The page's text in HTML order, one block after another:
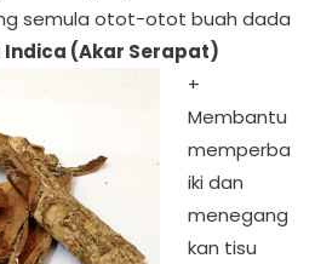
semula otot-otot buah dada
Indica (Akar Serapat)
+
Membantu
memperba
iki dan
menegang
kan tisu